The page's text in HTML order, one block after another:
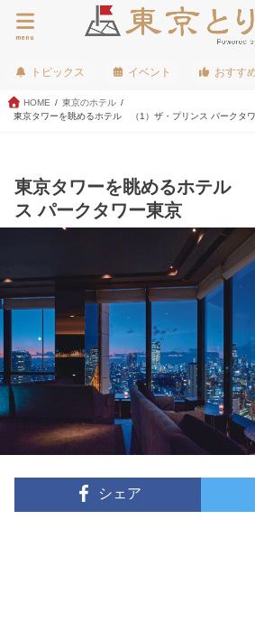
menu
トピックス イベント おすす
HOME
東京のホテル
東京タワーを眺めるホテル （1）ザ・プリンス パークタ
東京タワーを眺めるホテル
ス パークタワー東京
シェア